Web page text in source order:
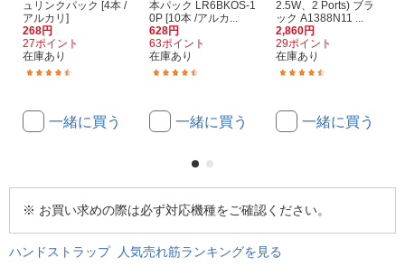
ュリンクパック [4本 /
アルカリ]
268円
27ポイント
在庫あり
一緒に買う
本パック LR6BKOS-1
0P [10本 /アルカ...
628円
63ポイント
在庫あり
一緒に買う
2.5W、2 Ports) ブラ
ック A1388N11 ...
2,860円
29ポイント
在庫あり
一緒に買う
※ お買い求めの際は必ず対応機種をご確認ください。
ハンドストラップ 人気売れ筋ランキングを見る